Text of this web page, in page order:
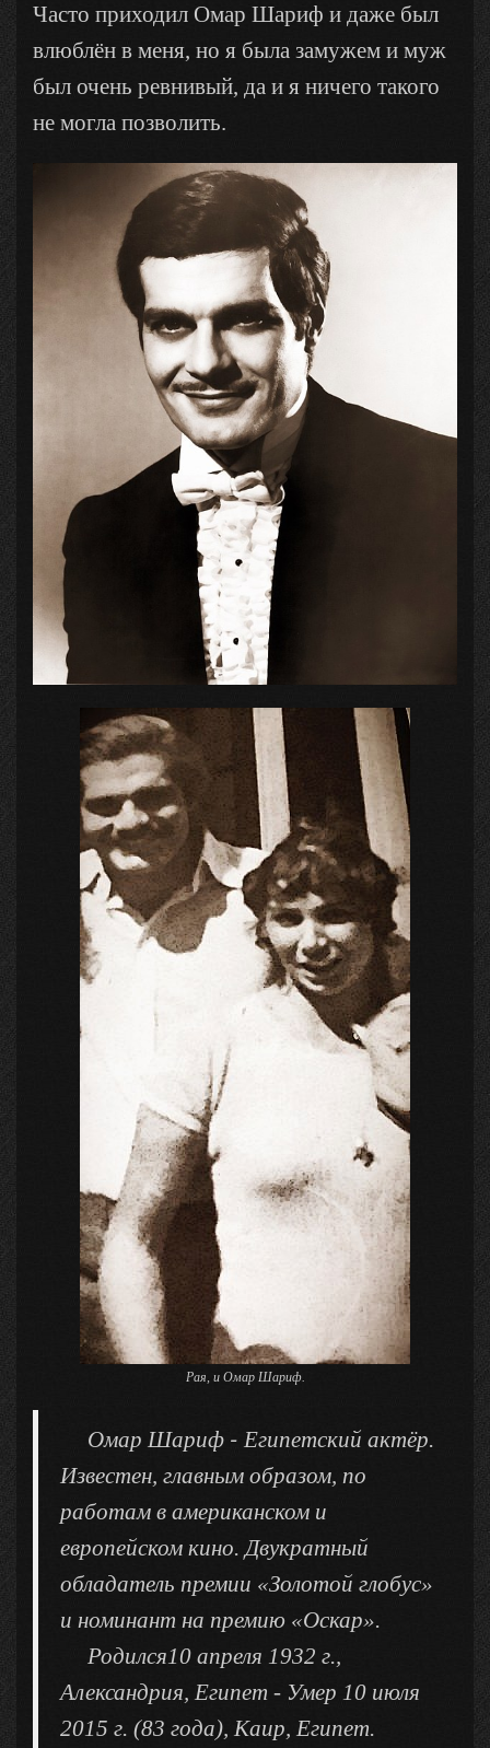
Часто приходил Омар Шариф и даже был
влюблён в меня, но я была замужем и муж
был очень ревнивый, да и я ничего такого
не могла позволить.
Рая, и Омар Шариф.
Омар Шариф - Египетский актёр.
Известен, главным образом, по
работам в американском и
европейском кино. Двукратный
обладатель премии «Золотой глобус»
и номинант на премию «Оскар».
Родился10 апреля 1932 г.,
Александрия, Египет - Умер 10 июля
2015 г. (83 года), Каир, Египет.